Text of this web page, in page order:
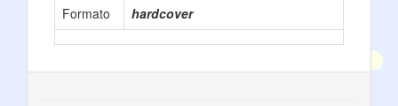
Formato
hardcover